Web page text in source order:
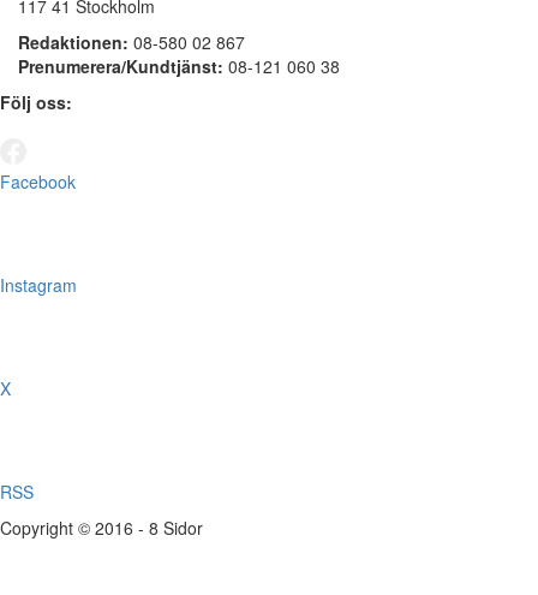
117 41 Stockholm
Redaktionen: 08-580 02 867
Prenumerera/Kundtjänst: 08-121 060 38
Följ oss:
Facebook
Instagram
X
RSS
Copyright © 2016 - 8 Sidor